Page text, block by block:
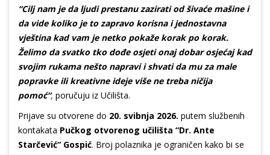
“Cilj nam je da ljudi prestanu zazirati od šivaće mašine i
da vide koliko je to zapravo korisna i jednostavna
vještina kad vam je netko pokaže korak po korak.
Želimo da svatko tko dođe osjeti onaj dobar osjećaj kad
svojim rukama nešto napravi i shvati da mu za male
popravke ili kreativne ideje više ne treba ničija
pomoć“, poručuju iz Učilišta.
Prijave su otvorene do 20. svibnja 2026. putem službenih
kontakata Pučkog otvorenog učilišta “Dr. Ante
Starčević“ Gospić. Broj polaznika je ograničen kako bi se